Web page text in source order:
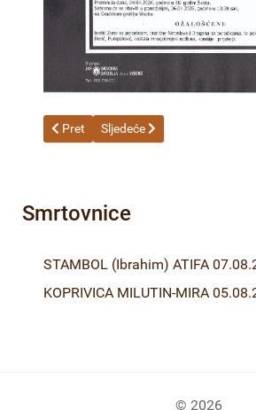
Prethodni članak: BABIĆ (Asim)
Pret Sljedeći članak:
Sljedeće
Smrtovnice
STAMBOL (Ibrahim) ATIFA
KOPRIVICA MILUTIN-MIRA
© 2026